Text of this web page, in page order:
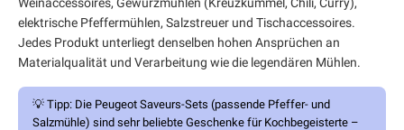
elektrische Pfeffermühlen, Salzstreuer und Tischaccessoires.
Jedes Produkt unterliegt denselben hohen Ansprüchen an
Materialqualität und Verarbeitung wie die legendären Mühlen.
💡 Tipp: Die Peugeot Saveurs-Sets (passende Pfeffer- und
Salzmühle) sind sehr beliebte Geschenke für Kochbegeisterte –